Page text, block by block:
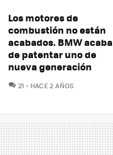
Los motores de
combustión no están
acabados. BMW acaba
de patentar uno de
nueva generación
21 COMENTARIOS
HACE 2 AÑOS